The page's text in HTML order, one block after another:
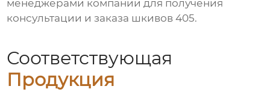
менеджерами компании для получения
консультации и заказа шкивов 405.
Соответствующая
Продукция